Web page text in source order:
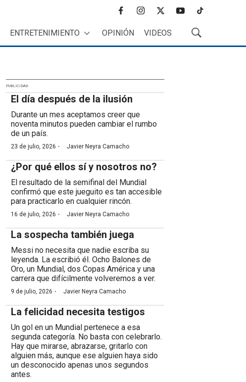
f
c
e
o
i
s
t
r
t
i
t
r
y
t
t
k
t
ENTRETENIMIENTO OPINIÓN VIDEOS
M
o
PUBLICIDAD
El día después de la ilusión
Durante un mes aceptamos creer que
noventa minutos pueden cambiar el rumbo
de un país.
23 de julio, 2026 · Javier Neyra Camacho
¿Por qué ellos sí y nosotros no?
El resultado de la semifinal del Mundial
confirmó que este jueguito es tan accesible
para practicarlo en cualquier rincón.
16 de julio, 2026 · Javier Neyra Camacho
La sospecha también juega
Messi no necesita que nadie escriba su
leyenda. La escribió él. Ocho Balones de
Oro, un Mundial, dos Copas América y una
carrera que difícilmente volveremos a ver.
9 de julio, 2026 · Javier Neyra Camacho
La felicidad necesita testigos
Un gol en un Mundial pertenece a esa
segunda categoría. No basta con celebrarlo.
Hay que mirarse, abrazarse, gritarlo con
alguien más, aunque ese alguien haya sido
un desconocido apenas unos segundos
antes.